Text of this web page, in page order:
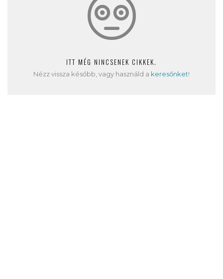
ITT MÉG NINCSENEK CIKKEK.
Nézz vissza később, vagy használd a keresőnket!